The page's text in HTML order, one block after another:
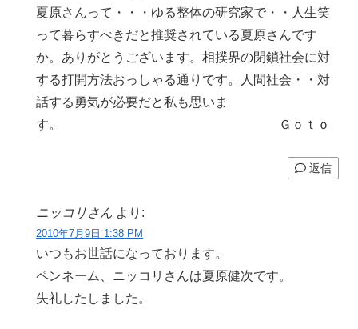
夏原さんって・・・ゆる整体の研究家で・・人生笑
って暮らすべきだと推奨されている夏原さんです
か。ありがとうございます。相撲界の閉鎖社会に対
する打開方法おっしゃる通りです。人間社会・・対
話する勇気が必要だと私も思いま
す。 Ｇｏｔｏ
返信
ニッコリさん より:
2010年7月9日 1:38 PM
いつもお世話になっております。
ペンネーム、ニッコリさんは夏原健次です。
失礼したしました。